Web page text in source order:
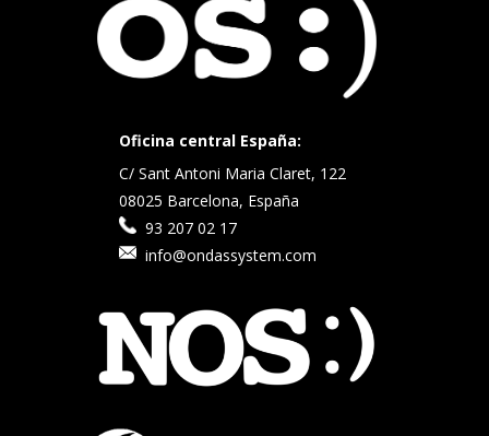
Oficina central España:
C/ Sant Antoni Maria Claret, 122
08025 Barcelona, España
93 207 02 17
info@ondassystem.com